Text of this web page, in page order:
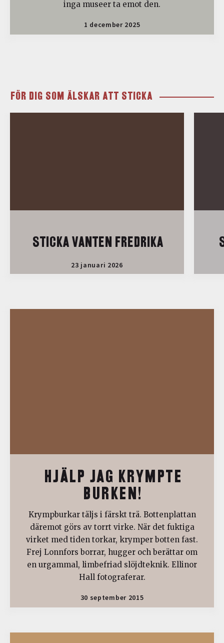
inga museer ta emot den.
1 december 2025
FÖR DIG SOM ÄLSKAR ATT STICKA
STICKA VANTEN FREDRIKA
23 januari 2026
HJÄLP JAG KRYMPTE
BURKEN!
Krympburkar täljs i färskt trä. Bottenplattan
däremot görs av torrt virke. När det fuktiga
virket med tiden torkar, krymper botten fast.
Frej Lonnfors borrar, hugger och berättar om
en urgammal, limbefriad slöjdteknik. Ellinor
Hall fotograferar.
30 september 2015